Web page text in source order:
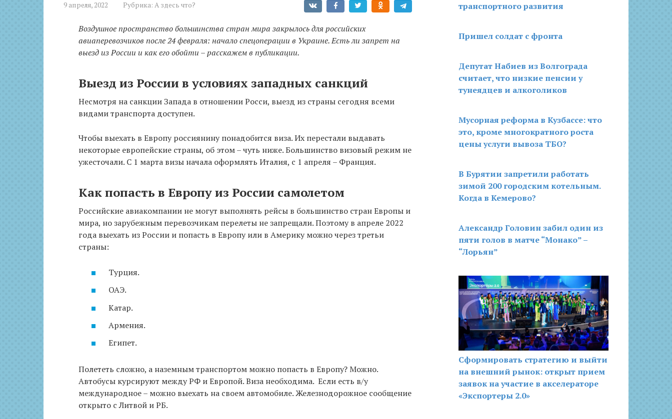
9 апреля, 2022 Рубрика: А здесь что?
Воздушное пространство большинства стран мира закрылось для российских
авиаперевозчиков после 24 февраля: начало спецоперации в Украине. Есть ли запрет на
выезд из России и как его обойти – расскажем в публикации.
Выезд из России в условиях западных санкций
Несмотря на санкции Запада в отношении Росси, выезд из страны сегодня всеми
видами транспорта доступен.
Чтобы выехать в Европу россиянину понадобится виза. Их перестали выдавать
некоторые европейские страны, об этом – чуть ниже. Большинство визовый режим не
ужесточали. С 1 марта визы начала оформлять Италия, с 1 апреля – Франция.
Как попасть в Европу из России самолетом
Российские авиакомпании не могут выполнять рейсы в большинство стран Европы и
мира, но зарубежным перевозчикам перелеты не запрещали. Поэтому в апреле 2022
года выехать из России и попасть в Европу или в Америку можно через третьи
страны:
Турция.
ОАЭ.
Катар.
Армения.
Египет.
Полететь сложно, а наземным транспортом можно попасть в Европу? Можно.
Автобусы курсируют между РФ и Европой. Виза необходима. Если есть в/у
международное – можно выехать на своем автомобиле. Железнодорожное сообщение
открыто с Литвой и РБ.
транспортного развития
Пришел солдат с фронта
Депутат Набиев из Волгограда
считает, что низкие пенсии у
тунеядцев и алкоголиков
Мусорная реформа в Кузбассе: что
это, кроме многократного роста
цены услуги вывоза ТБО?
В Бурятии запретили работать
зимой 200 городским котельным.
Когда в Кемерово?
Александр Головин забил один из
пяти голов в матче “Монако” –
“Лорьян”
Сформировать стратегию и выйти
на внешний рынок: открыт прием
заявок на участие в акселераторе
«Экспортеры 2.0»